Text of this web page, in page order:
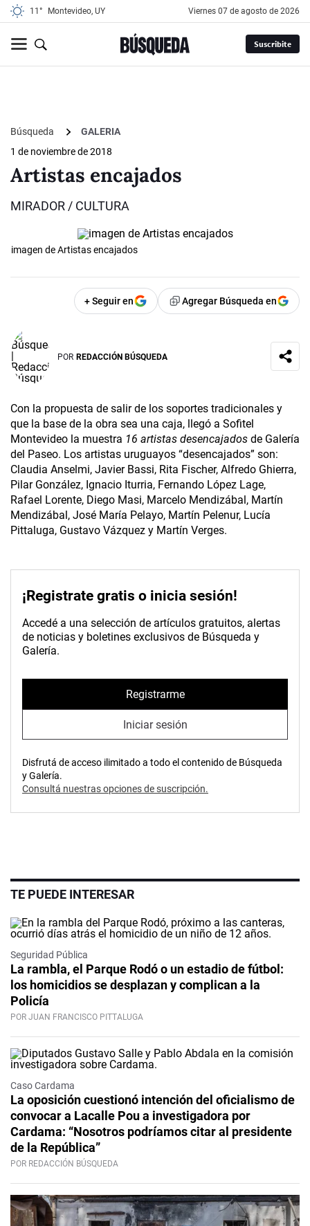
11° Montevideo, UY viernes 07 de agosto de 2026
Suscribite
Búsqueda
GALERIA
1 de noviembre de 2018
Artistas encajados
MIRADOR / CULTURA
imagen de Artistas encajados
+ Seguir en Agregar Búsqueda en
POR REDACCIÓN BÚSQUEDA
Con la propuesta de salir de los soportes tradicionales y
que la base de la obra sea una caja, llegó a Sofitel
Montevideo la muestra 16 artistas desencajados de Galería
del Paseo. Los artistas uruguayos “desencajados” son:
Claudia Anselmi, Javier Bassi, Rita Fischer, Alfredo Ghierra,
Pilar González, Ignacio Iturria, Fernando López Lage,
Rafael Lorente, Diego Masi, Marcelo Mendizábal, Martín
Mendizábal, José María Pelayo, Martín Pelenur, Lucía
Pittaluga, Gustavo Vázquez y Martín Verges.
¡Registrate gratis o inicia sesión!
Accedé a una selección de artículos gratuitos, alertas
de noticias y boletines exclusivos de Búsqueda y
Galería.
Registrarme
Iniciar sesión
Disfrutá de acceso ilimitado a todo el contenido de Búsqueda
y Galería.
Consultá nuestras opciones de suscripción.
TE PUEDE INTERESAR
Seguridad Pública
La rambla, el Parque Rodó o un estadio de fútbol:
los homicidios se desplazan y complican a la
Policía
POR JUAN FRANCISCO PITTALUGA
Caso Cardama
La oposición cuestionó intención del oficialismo de
convocar a Lacalle Pou a investigadora por
Cardama: “Nosotros podríamos citar al presidente
de la República”
POR REDACCIÓN BÚSQUEDA